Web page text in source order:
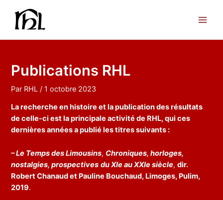
contenu
Publications RHL
Par RHL/1 octobre 2023
La recherche en histoire et la publication des résultats
de celle-ci est la principale activité de RHL, qui ces
dernières années a publié les titres suivants :
– Le Temps des Limousins, Chroniques, horloges,
nostalgies, prospectives du XIe au XXIe siècle,dir.
Robert Chanaud et Pauline Bouchaud, Limoges, Pulim,
2019.